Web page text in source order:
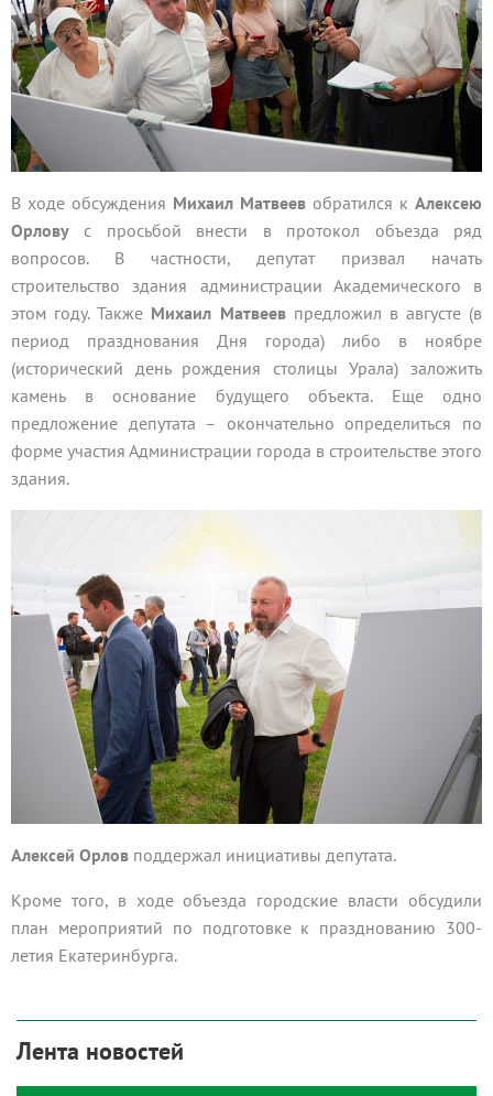
В ходе обсуждения Михаил Матвеев обратился к Алексею
Орлову с просьбой внести в протокол объезда ряд
вопросов. В частности, депутат призвал начать
строительство здания администрации Академического в
этом году. Также Михаил Матвеевпредложил в августе (в
период празднования Дня города) либо в ноябре
(исторический день рождения столицы Урала) заложить
камень в основание будущего объекта. Еще одно
предложение депутата – окончательно определиться по
форме участия Администрации города в строительстве этого
здания.
Алексей Орлов поддержал инициативы депутата.
Кроме того, в ходе объезда городские власти обсудили
план мероприятий по подготовке к празднованию 300-
летия Екатеринбурга.
Лента новостей